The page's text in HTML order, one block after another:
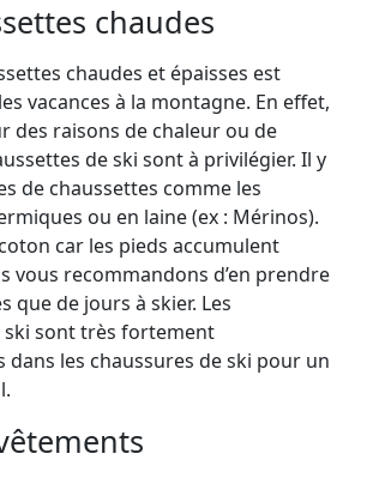
chaudes
chaudes et épaisses est
vacances à la montagne. En effet,
des raisons de chaleur ou de
de ski sont à privilégier. Il y
de chaussettes comme les
ou en laine (ex : Mérinos).
car les pieds accumulent
vous recommandons d’en prendre
que de jours à skier. Les
ski sont très fortement
dans les chaussures de ski pour un